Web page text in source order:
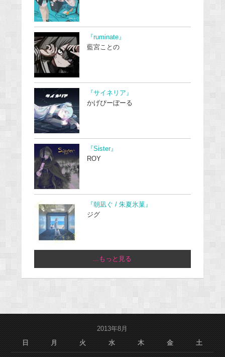
『ruminate』
藍宮ことの
『サイネリア』
かげぴーぼーる
『Sister』
ROY
『朝凪ぐ / 朱夏氷菓』
ジグ
...もっと見る
2013年8月
日
月 火 水 木 金 土